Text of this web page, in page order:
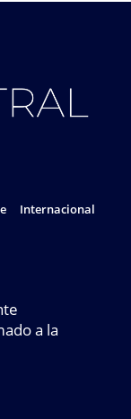
Internacional
a la